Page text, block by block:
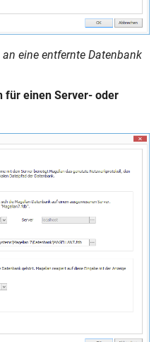
eine entfernte Datenbank
für einen Server- oder